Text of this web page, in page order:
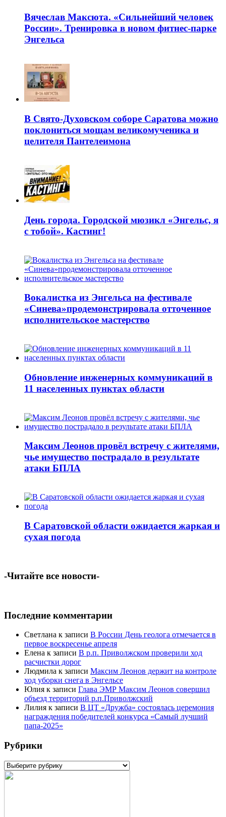
Вячеслав Максюта. «Сильнейший человек
России». Тренировка в новом фитнес-парке
Энгельса
В Свято-Духовском соборе Саратова можно
поклониться мощам великомученика и
целителя Пантелеимона
День города. Городской мюзикл «Энгельс, я
с тобой». Кастинг!
Вокалистка из Энгельса на фестивале
«Синева»продемонстрировала отточенное
исполнительское мастерство
Обновление инженерных коммуникаций в
11 населенных пунктах области
Максим Леонов провёл встречу с жителями,
чье имущество пострадало в результате
атаки БПЛА
В Саратовской области ожидается жаркая и
сухая погода
-Читайте все новости-
Последние комментарии
Светлана к записи В России День геолога отмечается в
первое воскресенье апреля
Елена к записи В р.п. Приволжском проверили ход
расчистки дорог
Людмила к записи Максим Леонов держит на контроле
ход уборки снега в Энгельсе
Юлия к записи Глава ЭМР Максим Леонов совершил
объезд территорий р.п.Приволжский
Лилия к записи В ЦТ «Дружба» состоялась церемония
награждения победителей конкурса «Самый лучший
папа-2025»
Рубрики
Рубрики